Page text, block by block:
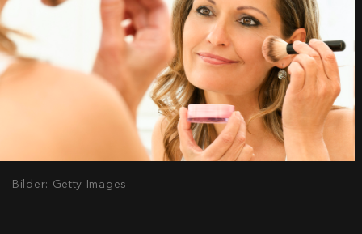
Bilder: Getty Images